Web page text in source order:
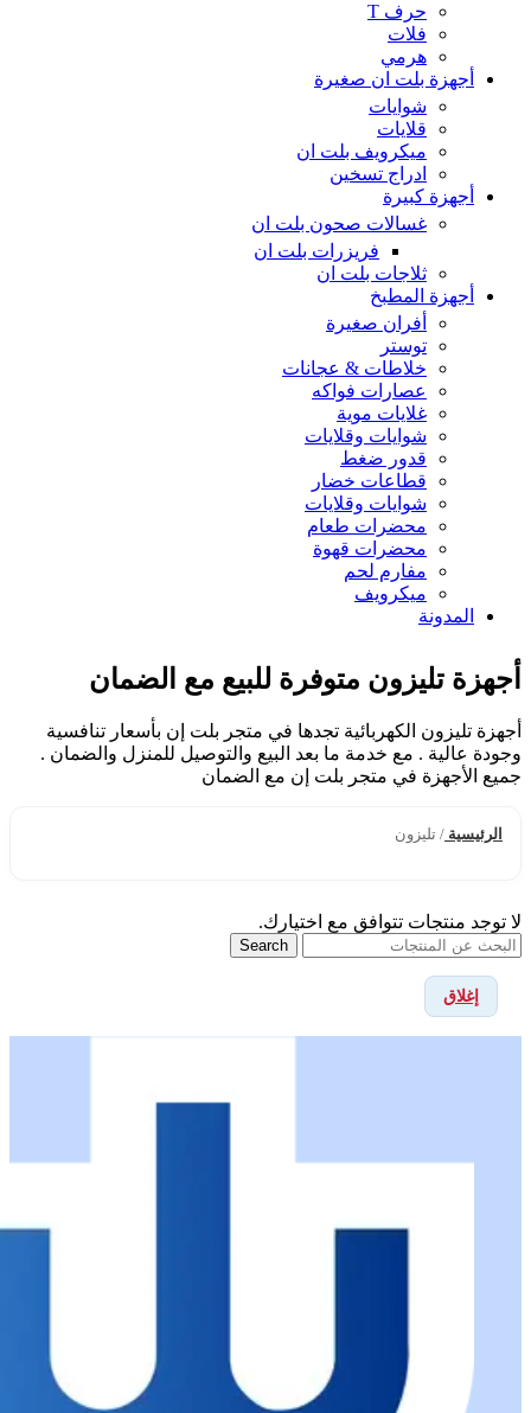
حرف T
فلات
هرمي
أجهزة بلت ان صغيرة
شوايات
قلايات
ميكرويف بلت ان
ادراج تسخين
أجهزة كبيرة
غسالات صحون بلت ان
فريزرات بلت ان
ثلاجات بلت ان
أجهزة المطبخ
أفران صغيرة
توستر
خلاطات & عجانات
عصارات فواكه
غلايات موية
شوايات وقلايات
قدور ضغط
قطاعات خضار
شوايات وقلايات
محضرات طعام
محضرات قهوة
مفارم لحم
ميكرويف
المدونة
أجهزة تليزون متوفرة للبيع مع الضمان
أجهزة تليزون الكهربائية تجدها في متجر بلت إن بأسعار تنافسية
وجودة عالية . مع خدمة ما بعد البيع والتوصيل للمنزل والضمان .
جميع الأجهزة في متجر بلت إن مع الضمان
الرئيسية / تليزون
لا توجد منتجات تتوافق مع اختيارك.
Search
إغلاق